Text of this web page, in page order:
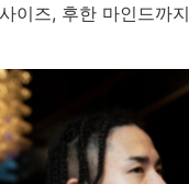
이즈, 후한 마인드까지